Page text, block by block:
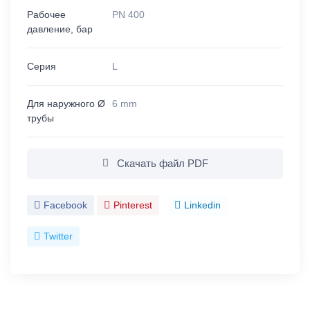
Рабочее
давление, бар
PN 400
Серия L
Для наружного Ø
трубы
6 mm
Скачать файл PDF
Facebook Pinterest Linkedin
Twitter